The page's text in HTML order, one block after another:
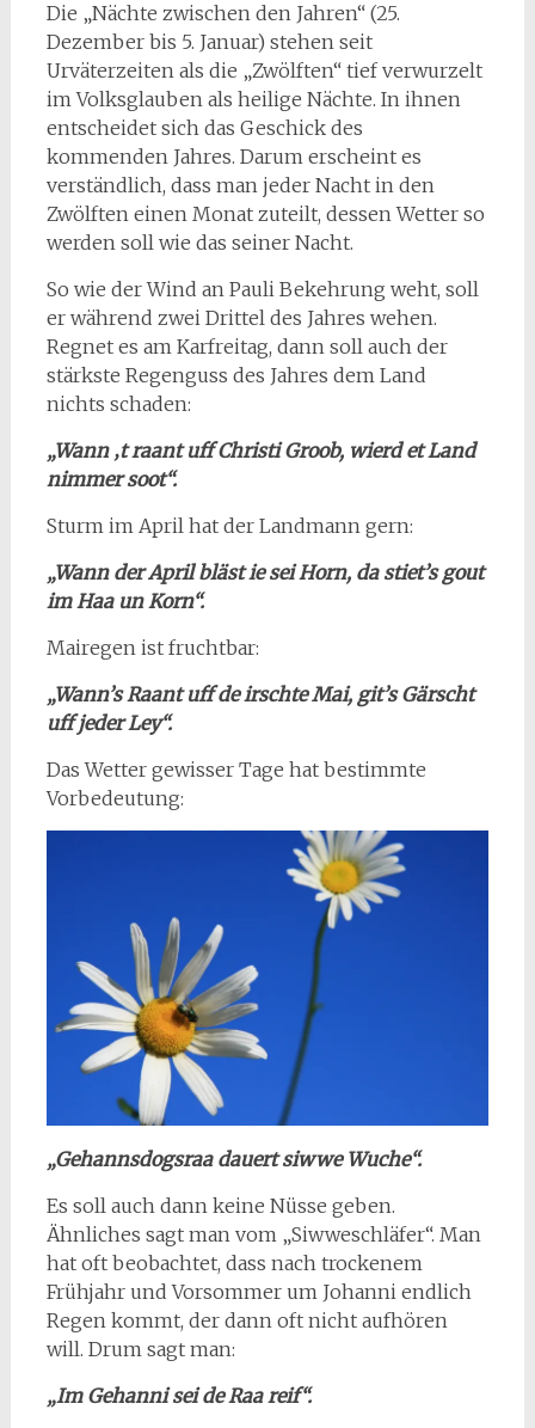
Die „Nächte zwischen den Jahren“ (25.
Dezember bis 5. Januar) stehen seit
Urväterzeiten als die „Zwölften“ tief verwurzelt
im Volksglauben als heilige Nächte. In ihnen
entscheidet sich das Geschick des
kommenden Jahres. Darum erscheint es
verständlich, dass man jeder Nacht in den
Zwölften einen Monat zuteilt, dessen Wetter so
werden soll wie das seiner Nacht.
So wie der Wind an Pauli Bekehrung weht, soll
er während zwei Drittel des Jahres wehen.
Regnet es am Karfreitag, dann soll auch der
stärkste Regenguss des Jahres dem Land
nichts schaden:
„Wann ‚t raant uff Christi Groob, wierd et Land
nimmer soot“.
Sturm im April hat der Landmann gern:
„Wann der April bläst ie sei Horn, da stiet’s gout
im Haa un Korn“.
Mairegen ist fruchtbar:
„Wann’s Raant uff de irschte Mai, git’s Gärscht
uff jeder Ley“.
Das Wetter gewisser Tage hat bestimmte
Vorbedeutung:
„Gehannsdogsraa dauert siwwe Wuche“.
Es soll auch dann keine Nüsse geben.
Ähnliches sagt man vom „Siwweschläfer“. Man
hat oft beobachtet, dass nach trockenem
Frühjahr und Vorsommer um Johanni endlich
Regen kommt, der dann oft nicht aufhören
will. Drum sagt man:
„Im Gehanni sei de Raa reif“.